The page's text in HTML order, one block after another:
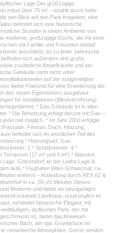
Lage Der großzügige
misst über 75 m² – strahlt durch hohe
den Blick auf den Park freigeben, eine
befindet sich eine historische
Stunden in einem Ambiente von
moderne, großzügige Küche, die mit einer
mit Familie und Freunden einlädt.
anschließt, ist zu jeder Jahreszeit
sich außerdem drei große
zusätzliche Abstellräume und ein
Gebäude steht nicht unter
auf der südgeneigten
bietet Potenzial für eine Erweiterung der
des neuen Eigentümers ausgebaut
für Installationen (Blindverrohrung)
* Das Gebäude ist in allen
* Die Beheizung erfolgt derzeit mit Gas –
möglich. * Im Jahr 2000 erfolgte
Fenster, Dach, Heizung,
befindet sich im westlichen Teil des
* Heizungsart: Gas
1 * Schlafzimmer: 4 *
Terrassen (17 m² und 6 m²) * Massive
Götzendorf an der Leitha Lage &
Auto * Flughafen Wien-Schwechat: ca.
entfernt – Anbindung durch REX 62 &
in ca. 20–25 Minuten Dieses
Moderne und bietet ein einzigartiges
Landhaus, ursprünglich im
verbindet historische Eleganz mit
idyllischen Park, der mit
ist, bietet das Anwesen
Bach, der das Grundstück im
romantische Atmosphäre. Gerne senden